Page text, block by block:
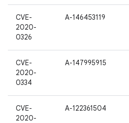
CVE-
2020-
0326
A-146453119
CVE-
2020-
0334
A-147995915
CVE-
2020-
A-122361504